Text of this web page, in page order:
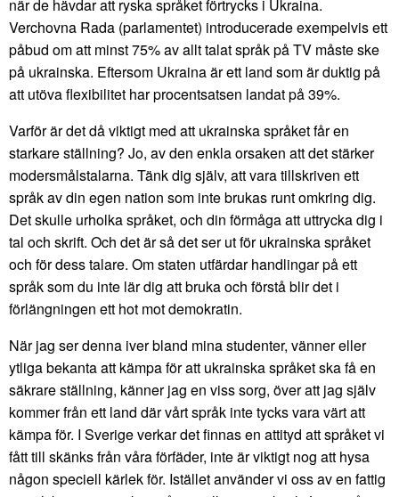
när de hävdar att ryska språket förtrycks i Ukraina.
Verchovna Rada (parlamentet) introducerade exempelvis ett
påbud om att minst 75% av allt talat språk på TV måste ske
på ukrainska. Eftersom Ukraina är ett land som är duktig på
att utöva flexibilitet har procentsatsen landat på 39%.
Varför är det då viktigt med att ukrainska språket får en
starkare ställning? Jo, av den enkla orsaken att det stärker
modersmålstalarna. Tänk dig själv, att vara tillskriven ett
språk av din egen nation som inte brukas runt omkring dig.
Det skulle urholka språket, och din förmåga att uttrycka dig i
tal och skrift. Och det är så det ser ut för ukrainska språket
och för dess talare. Om staten utfärdar handlingar på ett
språk som du inte lär dig att bruka och förstå blir det i
förlängningen ett hot mot demokratin.
När jag ser denna iver bland mina studenter, vänner eller
ytliga bekanta att kämpa för att ukrainska språket ska få en
säkrare ställning, känner jag en viss sorg, över att jag själv
kommer från ett land där vårt språk inte tycks vara värt att
kämpa för. I Sverige verkar det finnas en attityd att språket vi
fått till skänks från våra förfäder, inte är viktigt nog att hysa
någon speciell kärlek för. Istället använder vi oss av en fattig